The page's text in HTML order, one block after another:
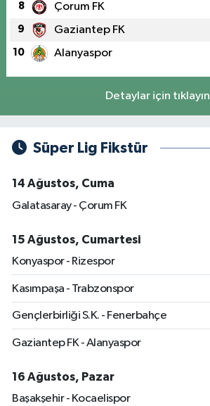
8 Çorum FK
9 Gaziantep FK
10 Alanyaspor
Detaylar için tıklayın
Süper Lig Fikstür
14 Ağustos, Cuma
Galatasaray - Çorum FK
15 Ağustos, Cumartesi
Konyaspor - Rizespor
Kasımpaşa - Trabzonspor
Gençlerbirliği S.K. - Fenerbahçe
Gaziantep FK - Alanyaspor
16 Ağustos, Pazar
Başakşehir - Kocaelispor